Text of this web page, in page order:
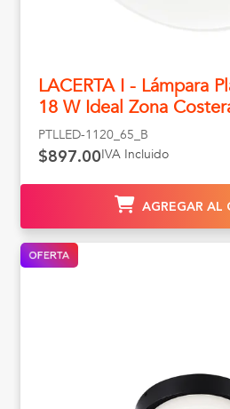
LACERTA I - Lámpara
18 W Ideal Zona
PTLLED-1120_65_B
$897.00IVA Incluido
AGREGAR AL